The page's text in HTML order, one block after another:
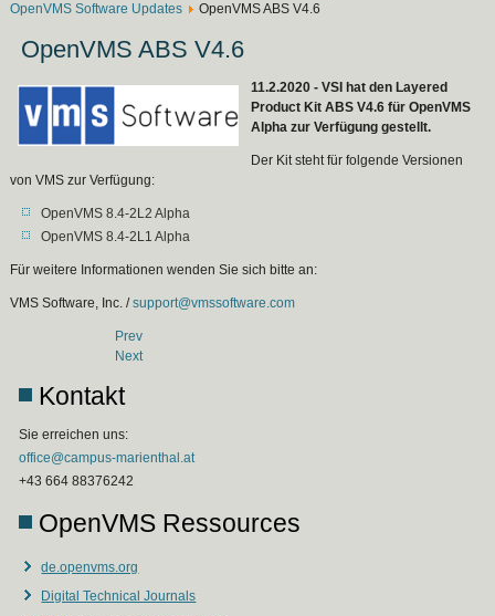
OpenVMS Software Updates
OpenVMS ABS V4.6
OpenVMS ABS V4.6
11.2.2020 - VSI hat den Layered
Product Kit ABS V4.6 für OpenVMS
Alpha zur Verfügung gestellt.
Der Kit steht für folgende Versionen
von VMS zur Verfügung:
OpenVMS 8.4-2L2 Alpha
OpenVMS 8.4-2L1 Alpha
Für weitere Informationen wenden Sie sich bitte an:
VMS Software, Inc. /support@vmssoftware.com
Prev
Next
Kontakt
Sie erreichen uns:
office@campus-marienthal.at
+43 664 88376242
OpenVMS Ressources
de.openvms.org
Digital Technical Journals